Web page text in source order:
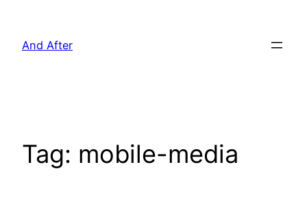
And After
Tag: mobile-media